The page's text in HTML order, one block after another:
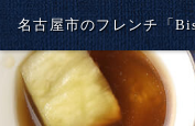
名古屋市のフレンチ「